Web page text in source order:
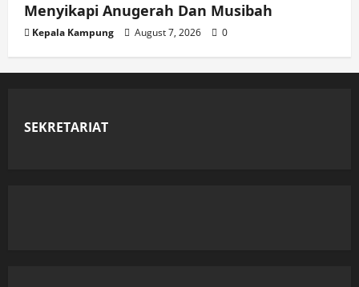
Menyikapi Anugerah Dan Musibah
Kepala Kampung August 7, 2026 0
SEKRETARIAT